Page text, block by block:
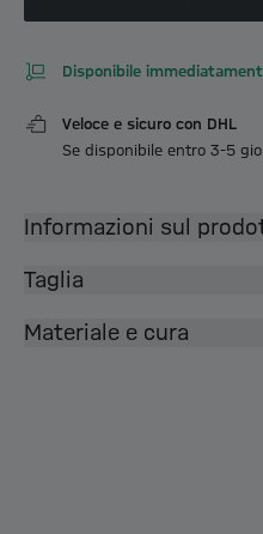
Disponibile
Veloce e sicuro con DHL
Se disponibile entro 3-5
Informazioni sul
Taglia
Materiale e cura